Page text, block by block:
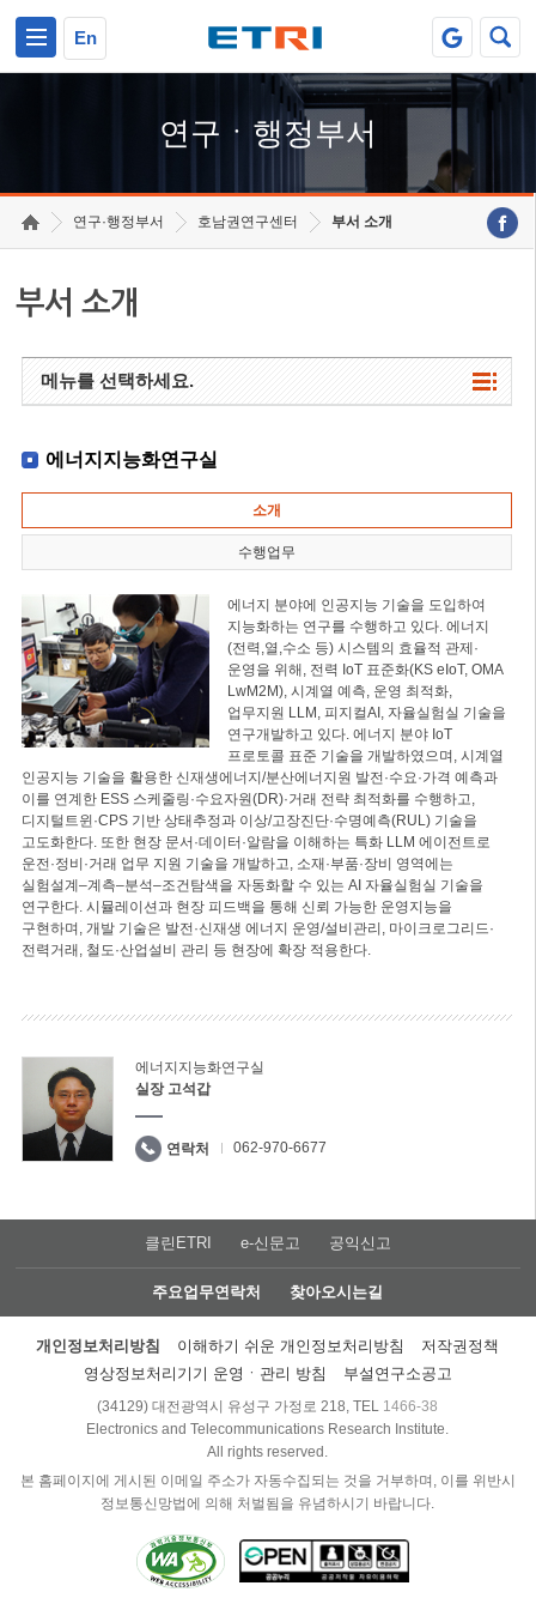
En
연구ㆍ행정부서
연구·행정부서 호남권연구센터 부서 소개
부서 소개
메뉴를 선택하세요.
에너지지능화연구실
소개
수행업무
에너지 분야에 인공지능 기술을 도입하여
지능화하는 연구를 수행하고 있다. 에너지
(전력,열,수소 등) 시스템의 효율적 관제·
운영을 위해, 전력 IoT 표준화(KS eIoT, OMA
LwM2M), 시계열 예측, 운영 최적화,
업무지원 LLM, 피지컬AI, 자율실험실 기술을
연구개발하고 있다. 에너지 분야 IoT
프로토콜 표준 기술을 개발하였으며, 시계열
인공지능 기술을 활용한 신재생에너지/분산에너지원 발전·수요·가격 예측과
이를 연계한 ESS 스케줄링·수요자원(DR)·거래 전략 최적화를 수행하고,
디지털트윈·CPS 기반 상태추정과 이상/고장진단·수명예측(RUL) 기술을
고도화한다. 또한 현장 문서·데이터·알람을 이해하는 특화 LLM 에이전트로
운전·정비·거래 업무 지원 기술을 개발하고, 소재·부품·장비 영역에는
실험설계–계측–분석–조건탐색을 자동화할 수 있는 AI 자율실험실 기술을
연구한다. 시뮬레이션과 현장 피드백을 통해 신뢰 가능한 운영지능을
구현하며, 개발 기술은 발전·신재생 에너지 운영/설비관리, 마이크로그리드·
전력거래, 철도·산업설비 관리 등 현장에 확장 적용한다.
에너지지능화연구실
실장 고석갑
연락처 062-970-6677
클린ETRI e-신문고 공익신고
주요업무연락처 찾아오시는길
개인정보처리방침 이해하기 쉬운 개인정보처리방침
저작권정책
영상정보처리기기 운영ㆍ관리 방침
부설연구소공고
(34129) 대전광역시 유성구 가정로 218, TEL 1466-38
Electronics and Telecommunications Research Institute.
All rights reserved.
본 홈페이지에 게시된 이메일 주소가 자동수집되는 것을 거부하며, 이를 위반시
정보통신망법에 의해 처벌됨을 유념하시기 바랍니다.